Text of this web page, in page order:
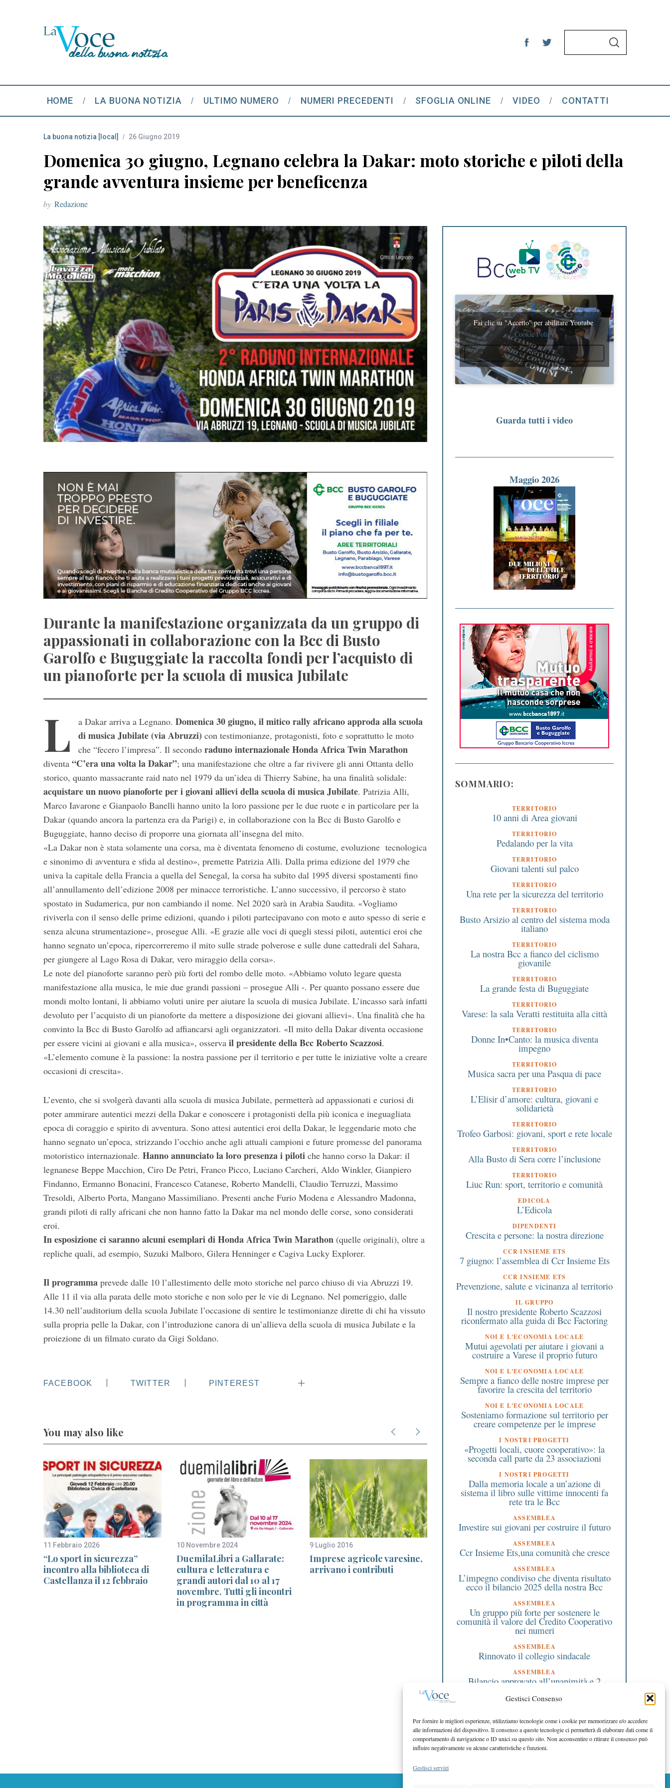
Gestisci Consenso
Per fornire le migliori esperienze, utilizziamo tecnologie come i cookie per memorizzare e/o accedere
alle informazioni del dispositivo. Il consenso a queste tecnologie ci permetterà di elaborare dati come il
comportamento di navigazione o ID unici su questo sito. Non acconsentire o ritirare il consenso può
influire negativamente su alcune caratteristiche e funzioni.
Gestisci servizi
h
f
:
S
HOME LA BUONA NOTIZIA ULTIMO NUMERO NUMERI PRECEDENTI SFOGLIA ONLINE VIDEO CONTATTI
La buona notizia [local] 26 Giugno 2019
Domenica 30 giugno, Legnano celebra la Dakar: moto storiche e piloti della
grande avventura insieme per beneficenza
by Redazione
Durante la manifestazione organizzata da un gruppo di
appassionati in collaborazione con la Bcc di Busto
Garolfo e Buguggiate la raccolta fondi per l’acquisto di
un pianoforte per la scuola di musica Jubilate
L a Dakar arriva a Legnano. Domenica 30 giugno, il mitico rally africano approda alla scuola
di musica Jubilate (via Abruzzi) con testimonianze, protagonisti, foto e soprattutto le moto
che “fecero l’impresa”. Il secondo raduno internazionale Honda Africa Twin Marathon
diventa “C’era una volta la Dakar”; una manifestazione che oltre a far rivivere gli anni Ottanta dello
storico, quanto massacrante raid nato nel 1979 da un’idea di Thierry Sabine, ha una finalità solidale:
acquistare un nuovo pianoforte per i giovani allievi della scuola di musica Jubilate. Patrizia Alli,
Marco Iavarone e Gianpaolo Banelli hanno unito la loro passione per le due ruote e in particolare per la
Dakar (quando ancora la partenza era da Parigi) e, in collaborazione con la Bcc di Busto Garolfo e
Buguggiate, hanno deciso di proporre una giornata all’insegna del mito.
«La Dakar non è stata solamente una corsa, ma è diventata fenomeno di costume, evoluzione tecnologica
e sinonimo di avventura e sfida al destino», premette Patrizia Alli. Dalla prima edizione del 1979 che
univa la capitale della Francia a quella del Senegal, la corsa ha subito dal 1995 diversi spostamenti fino
all’annullamento dell’edizione 2008 per minacce terroristiche. L’anno successivo, il percorso è stato
spostato in Sudamerica, pur non cambiando il nome. Nel 2020 sarà in Arabia Saudita. «Vogliamo
riviverla con il senso delle prime edizioni, quando i piloti partecipavano con moto e auto spesso di serie e
senza alcuna strumentazione», prosegue Alli. «E grazie alle voci di quegli stessi piloti, autentici eroi che
hanno segnato un’epoca, ripercorreremo il mito sulle strade polverose e sulle dune cattedrali del Sahara,
per giungere al Lago Rosa di Dakar, vero miraggio della corsa».
Le note del pianoforte saranno però più forti del rombo delle moto. «Abbiamo voluto legare questa
manifestazione alla musica, le mie due grandi passioni – prosegue Alli -. Per quanto possano essere due
mondi molto lontani, li abbiamo voluti unire per aiutare la scuola di musica Jubilate. L’incasso sarà infatti
devoluto per l’acquisto di un pianoforte da mettere a disposizione dei giovani allievi». Una finalità che ha
convinto la Bcc di Busto Garolfo ad affiancarsi agli organizzatori. «Il mito della Dakar diventa occasione
per essere vicini ai giovani e alla musica», osserva il presidente della Bcc Roberto Scazzosi.
«L’elemento comune è la passione: la nostra passione per il territorio e per tutte le iniziative volte a creare
occasioni di crescita».
L’evento, che si svolgerà davanti alla scuola di musica Jubilate, permetterà ad appassionati e curiosi di
poter ammirare autentici mezzi della Dakar e conoscere i protagonisti della più iconica e ineguagliata
epoca di coraggio e spirito di avventura. Sono attesi autentici eroi della Dakar, le leggendarie moto che
hanno segnato un’epoca, strizzando l’occhio anche agli attuali campioni e future promesse del panorama
motoristico internazionale. Hanno annunciato la loro presenza i piloti che hanno corso la Dakar: il
legnanese Beppe Macchion, Ciro De Petri, Franco Picco, Luciano Carcheri, Aldo Winkler, Gianpiero
Findanno, Ermanno Bonacini, Francesco Catanese, Roberto Mandelli, Claudio Terruzzi, Massimo
Tresoldi, Alberto Porta, Mangano Massimiliano. Presenti anche Furio Modena e Alessandro Madonna,
grandi piloti di rally africani che non hanno fatto la Dakar ma nel mondo delle corse, sono considerati
eroi.
In esposizione ci saranno alcuni esemplari di Honda Africa Twin Marathon (quelle originali), oltre a
repliche quali, ad esempio, Suzuki Malboro, Gilera Henninger e Cagiva Lucky Explorer.
Il programma prevede dalle 10 l’allestimento delle moto storiche nel parco chiuso di via Abruzzi 19.
Alle 11 il via alla parata delle moto storiche e non solo per le vie di Legnano. Nel pomeriggio, dalle
14.30 nell’auditorium della scuola Jubilate l’occasione di sentire le testimonianze dirette di chi ha vissuto
sulla propria pelle la Dakar, con l’introduzione canora di un’allieva della scuola di musica Jubilate e la
proiezione di un filmato curato da Gigi Soldano.
FACEBOOK TWITTER PINTEREST
You may also like
11 Febbraio 2026
“Lo sport in sicurezza”
incontro alla biblioteca di
Castellanza il 12 febbraio
10 Novembre 2024
DuemilaLibri a Gallarate:
cultura e letteratura e
grandi autori dal 10 al 17
novembre. Tutti gli incontri
in programma in città
9 Luglio 2016
Imprese agricole varesine,
arrivano i contributi
In moto al concerto di
Fedez e J-ax: un sogno per i
bimbi dell’ospedale di Busto
DONNE IN•CANTO:
Pregnana Milanese
domenica 7 settembre
Fai clic su "Accetto" per abilitare Youtube
Cookie Policy
ACCETTO
Guarda tutti i video
Maggio 2026
SOMMARIO:
TERRITORIO
10 anni di Area giovani
TERRITORIO
Pedalando per la vita
TERRITORIO
Giovani talenti sul palco
TERRITORIO
Una rete per la sicurezza del territorio
TERRITORIO
Busto Arsizio al centro del sistema moda
italiano
TERRITORIO
La nostra Bcc a fianco del ciclismo
giovanile
TERRITORIO
La grande festa di Buguggiate
TERRITORIO
Varese: la sala Veratti restituita alla città
TERRITORIO
Donne In•Canto: la musica diventa
impegno
TERRITORIO
Musica sacra per una Pasqua di pace
TERRITORIO
L’Elisir d’amore: cultura, giovani e
solidarietà
TERRITORIO
Trofeo Garbosi: giovani, sport e rete locale
TERRITORIO
Alla Busto di Sera corre l’inclusione
TERRITORIO
Liuc Run: sport, territorio e comunità
EDICOLA
L’Edicola
DIPENDENTI
Crescita e persone: la nostra direzione
CCR INSIEME ETS
7 giugno: l’assemblea di Ccr Insieme Ets
CCR INSIEME ETS
Prevenzione, salute e vicinanza al territorio
IL GRUPPO
Il nostro presidente Roberto Scazzosi
riconfermato alla guida di Bcc Factoring
NOI E L'ECONOMIA LOCALE
Mutui agevolati per aiutare i giovani a
costruire a Varese il proprio futuro
NOI E L'ECONOMIA LOCALE
Sempre a fianco delle nostre imprese per
favorire la crescita del territorio
NOI E L'ECONOMIA LOCALE
Sosteniamo formazione sul territorio per
creare competenze per le imprese
I NOSTRI PROGETTI
«Progetti locali, cuore cooperativo»: la
seconda call parte da 23 associazioni
I NOSTRI PROGETTI
Dalla memoria locale a un’azione di
sistema il libro sulle vittime innocenti fa
rete tra le Bcc
ASSEMBLEA
Investire sui giovani per costruire il futuro
ASSEMBLEA
Ccr Insieme Ets,una comunità che cresce
ASSEMBLEA
L’impegno condiviso che diventa risultato
ecco il bilancio 2025 della nostra Bcc
ASSEMBLEA
Un gruppo più forte per sostenere le
comunità il valore del Credito Cooperativo
nei numeri
ASSEMBLEA
Rinnovato il collegio sindacale
ASSEMBLEA
Bilancio approvato all’unanimità e 2
EDITORIALE PRESIDENTE
Costruire futuro insieme
S
e
r
c
h
f
r
: